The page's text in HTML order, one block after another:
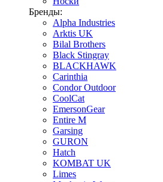
Бренды:
Alpha Industries
Arktis UK
Bilal Brothers
Black Stingray
BLACKHAWK
Carinthia
Condor Outdoor
CoolCat
EmersonGear
Entire M
Garsing
GURON
Hatch
KOMBAT UK
Limes